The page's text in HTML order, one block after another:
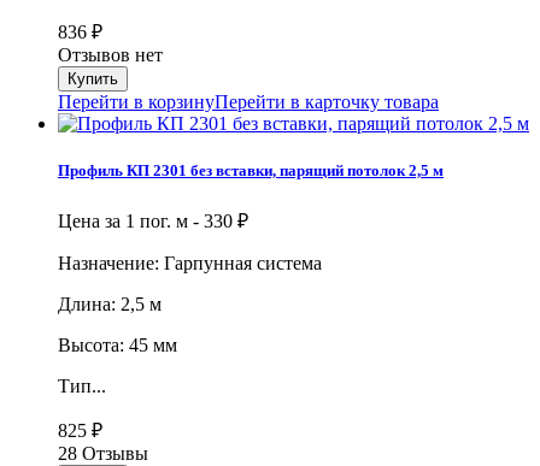
836 ₽
Отзывов нет
Перейти в корзинуПерейти в карточку товара
Профиль КП 2301 без вставки, парящий потолок 2,5 м
Цена за 1 пог. м - 330 ₽
Назначение: Гарпунная система
Длина: 2,5 м
Высота: 45 мм
Тип...
825 ₽
28 Отзывы